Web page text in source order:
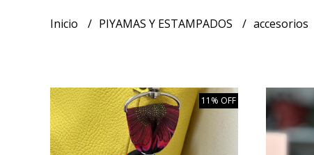
Inicio PIYAMAS Y ESTAMPADOS accesorios
11% OFF